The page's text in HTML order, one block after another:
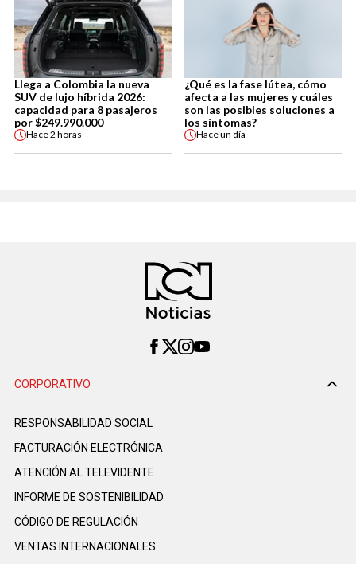
Llega a Colombia la nueva
SUV de lujo híbrida 2026:
capacidad para 8 pasajeros
por $249.990.000
Hace2 horas
¿Qué es la fase lútea, cómo
afecta a las mujeres y cuáles
son las posibles soluciones a
los síntomas?
Haceun día
CORPORATIVO
RESPONSABILIDAD SOCIAL
FACTURACIÓN ELECTRÓNICA
ATENCIÓN AL TELEVIDENTE
INFORME DE SOSTENIBILIDAD
CÓDIGO DE REGULACIÓN
VENTAS INTERNACIONALES